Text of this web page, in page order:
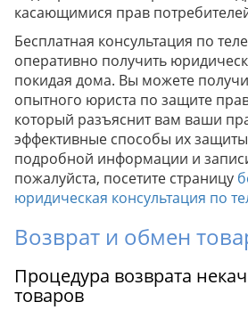
касающимися прав
Бесплатная консультация по
оперативно получить
покидая дома. Вы можете
опытного юриста по защите
который разъяснит вам ваши
эффективные способы их
подробной информации и
пожалуйста, посетите страницу
юридическая консультация по
Возврат и обмен
Процедура возврата
товаров